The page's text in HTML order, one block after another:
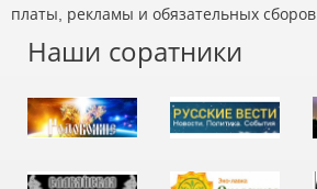
платы, рекламы и обязательных сборов.
Наши соратники